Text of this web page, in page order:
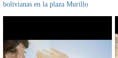
bolivianas en la plaza Murillo